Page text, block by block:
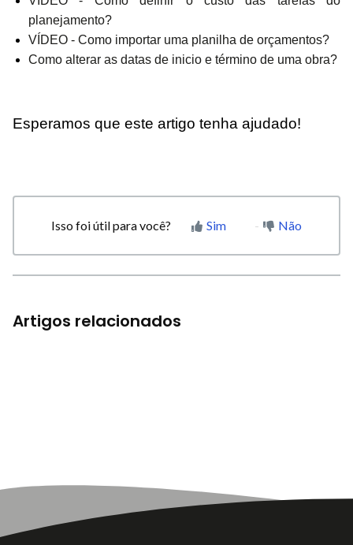
planejamento?
VÍDEO - Como importar uma planilha de orçamentos?
Como alterar as datas de inicio e término de uma obra?
Esperamos que este artigo tenha ajudado!
Isso foi útil para você? Sim Não
Artigos relacionados